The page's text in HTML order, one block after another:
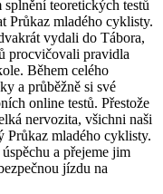
teoretických testů
Průkaz mladého cyklisty.
vydali do Tábora,
procvičovali pravidla
Během celého
a průběžně si své
online testů. Přestože
nervozita, všichni naši
mladého cyklisty.
a přejeme jim
jízdu na